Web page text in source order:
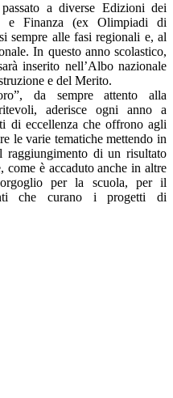
a diverse Edizioni dei
e Finanza (ex Olimpiadi di
sempre alle fasi regionali e, al
In questo anno scolastico,
inserito nell’Albo nazionale
e del Merito.
da sempre attento alla
aderisce ogni anno a
di eccellenza che offrono agli
le varie tematiche mettendo in
di un risultato
come è accaduto anche in altre
per la scuola, per il
che curano i progetti di